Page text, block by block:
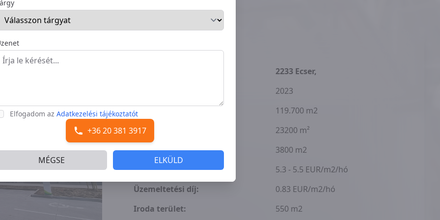
2233 Ecser,
2023
Összterület:
119.700 m2
Jelenleg kiadó:
23200 m²
Min. kiadó:
3800 m2
Bérleti díj:
5.3 - 5.5 EUR/m2/hó
Üzemeltetési díj:
0.83 EUR/m2/hó
Iroda terület:
550 m2
Elfogadom az Adatkezelési tájékoztatót
+36 20 381 3917
MÉGSE ELKÜLD